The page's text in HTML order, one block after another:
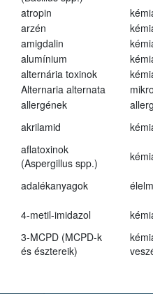
atropin
arzén
amigdalin
alumínium
alternária toxinok
Alternaria alternata
allergének
akrilamid
aflatoxinok
(Aspergillus spp.)
adalékanyagok
4-metil-imidazol
3-MCPD (MCPD-k
és észtereik)